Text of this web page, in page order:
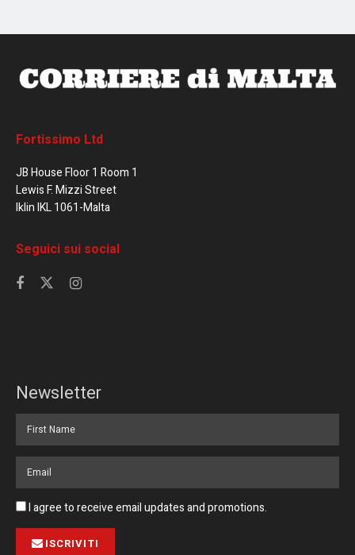
Fortissimo Ltd
JB House Floor 1 Room 1
Lewis F. Mizzi Street
Iklin IKL 1061-Malta
Seguici sui social
Newsletter
I agree to receive email updates and promotions.
ISCRIVITI